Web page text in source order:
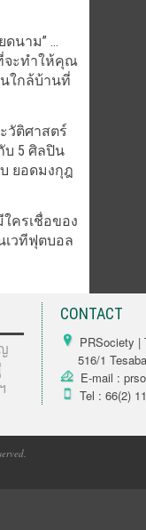
ดนาม” …
จะทำให้คุณ
ใกล้บ้านที่
วัติศาสตร์
บ 5 ศิลปิน
ยอดมงกุฎ
ครเชื่อของ
เวทีฟุตบอล
CONTACT
PRSociety |
516/1
E-mail :
Tel : 66(2)